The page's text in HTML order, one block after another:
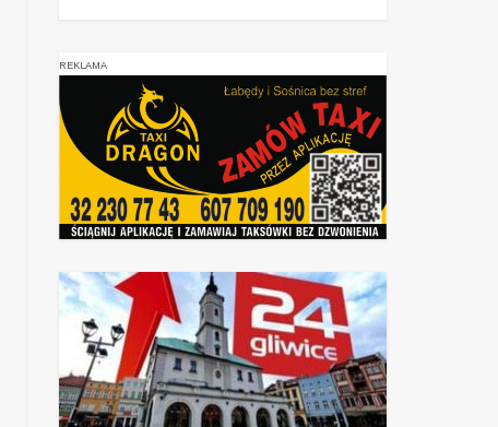
REKLAMA